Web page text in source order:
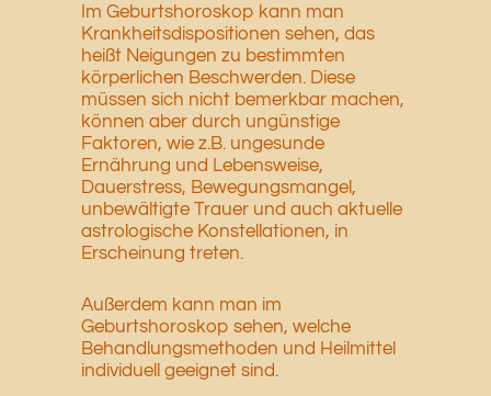
Im Geburtshoroskop kann man
Krankheitsdispositionen sehen, das
heißt Neigungen zu bestimmten
körperlichen Beschwerden. Diese
müssen sich nicht bemerkbar machen,
können aber durch ungünstige
Faktoren, wie z.B. ungesunde
Ernährung und Lebensweise,
Dauerstress, Bewegungsmangel,
unbewältigte Trauer und auch aktuelle
astrologische Konstellationen, in
Erscheinung treten.
Außerdem kann man im
Geburtshoroskop sehen, welche
Behandlungsmethoden und Heilmittel
individuell geeignet sind.